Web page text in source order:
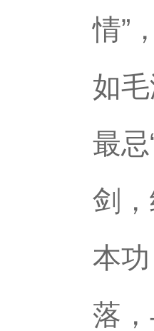
情”
如
最
剑
本
落